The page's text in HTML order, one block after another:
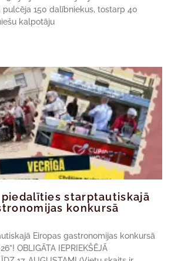
pulcēja 150 dalībniekus, tostarp 40
kalpotāju
starptautiskajā
konkursā
Eiropas gastronomijas konkursā
OBLIGĀTA IEPRIEKŠĒJĀ